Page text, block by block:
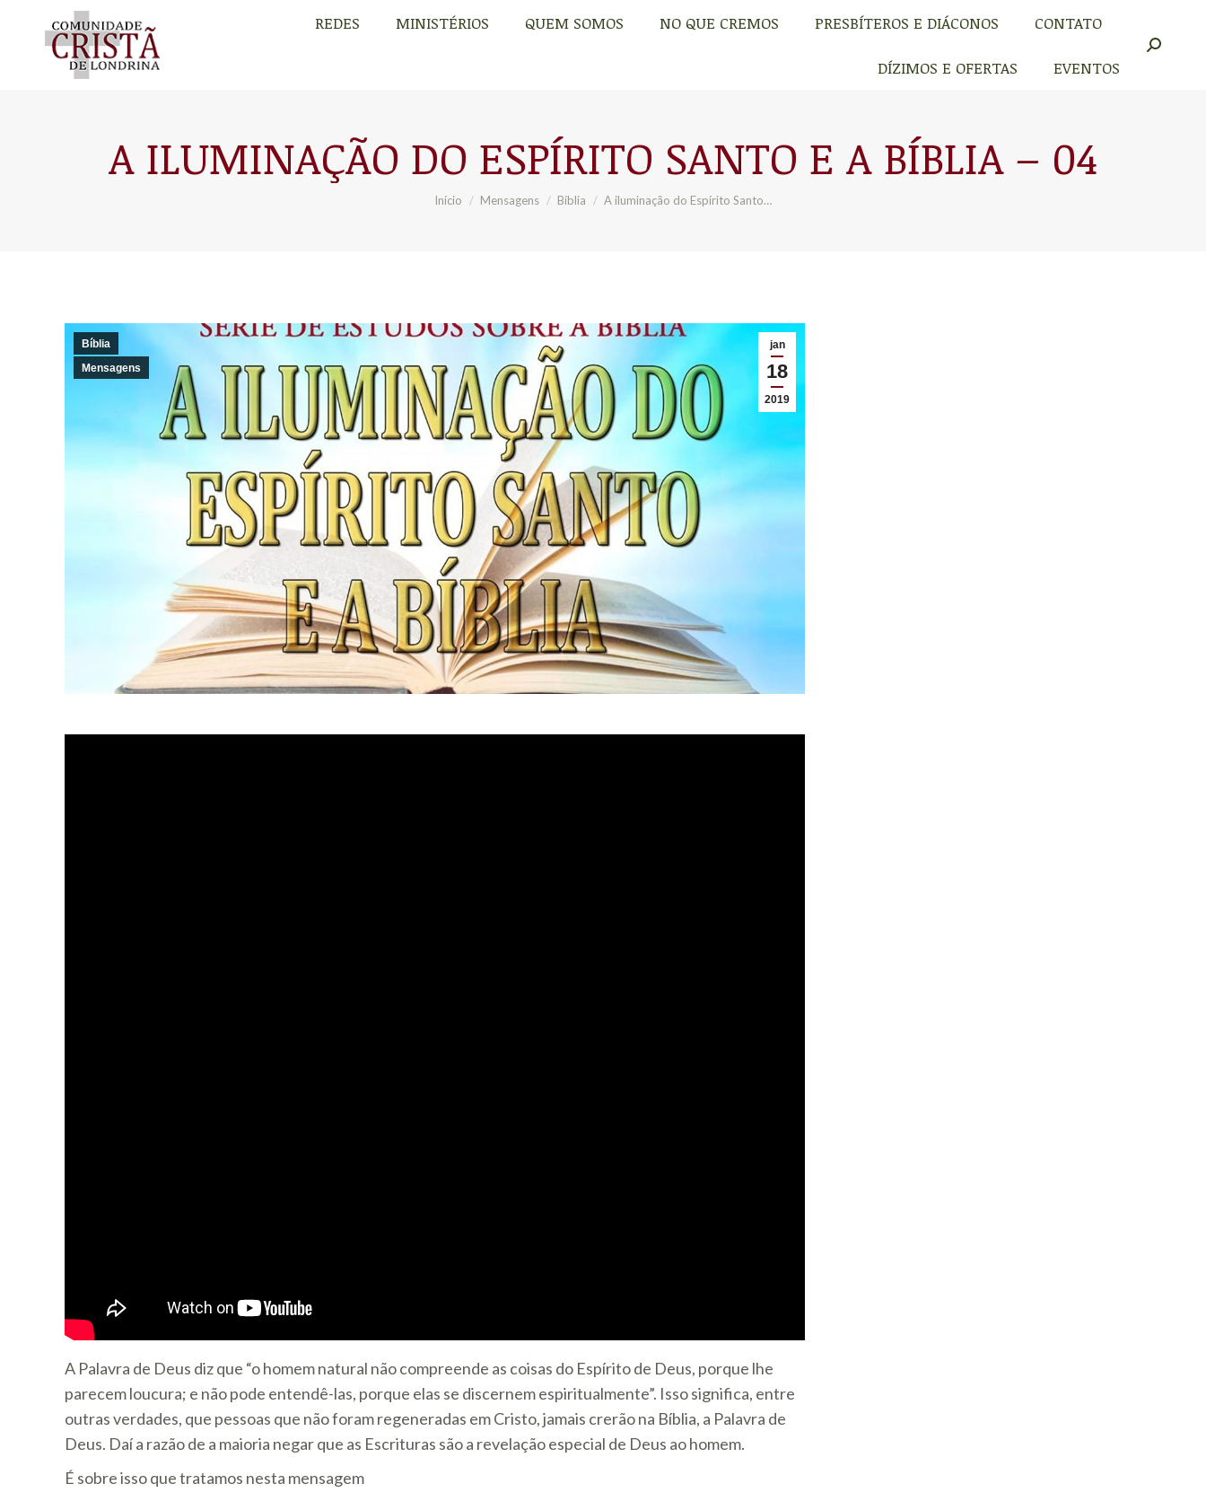
REDES MINISTÉRIOS QUEM SOMOS NO QUE CREMOS PRESBÍTEROS E DIÁCONOS CONTATO
DÍZIMOS E OFERTAS EVENTOS
Buscar
A ILUMINAÇÃO DO ESPÍRITO SANTO E A BÍBLIA – 04
Você está aqui:
Início Mensagens Bíblia A iluminação do Espírito Santo…
jan
18
2019
Bíblia
Mensagens
A Palavra de Deus diz que “o homem natural não compreende as coisas do Espírito de Deus, porque lhe
parecem loucura; e não pode entendê-las, porque elas se discernem espiritualmente”. Isso significa, entre
outras verdades, que pessoas que não foram regeneradas em Cristo, jamais crerão na Bíblia, a Palavra de
Deus. Daí a razão de a maioria negar que as Escrituras são a revelação especial de Deus ao homem.
É sobre isso que tratamos nesta mensagem
REDES MINISTÉRIOS QUEM SOMOS NO QUE CREMOS PRESBÍTEROS E DIÁCONOS
CONTATO
DÍZIMOS E OFERTAS
Buscar